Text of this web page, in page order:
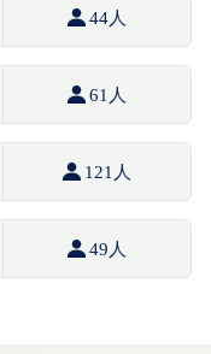
44人
61人
121人
49人